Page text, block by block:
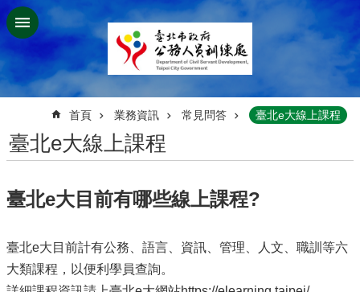
跳到主要內容區塊
首頁 業務資訊 常見問答 臺北e大線上課程
臺北e大線上課程
臺北e大目前有哪些線上課程?
臺北e大目前計有公務、語言、資訊、管理、人文、職訓等六
大類課程，以便利學員查詢。